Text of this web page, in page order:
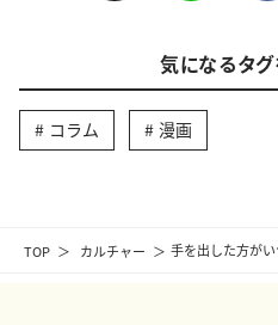
TOP カルチャー 手を出した方が
気になるタグ
コラム 漫画